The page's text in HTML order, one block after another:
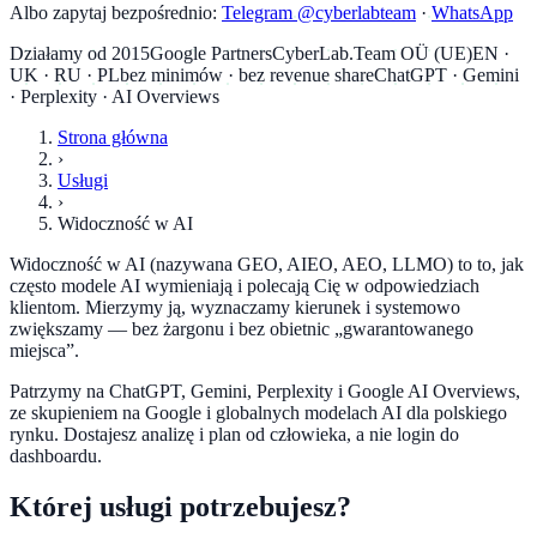
Albo zapytaj bezpośrednio: Telegram @cyberlabteam ·WhatsApp
Działamy od 2015Google PartnersCyberLab.Team OÜ (UE)EN ·
UK · RU · PLbez minimów · bez revenue shareChatGPT · Gemini
· Perplexity · AI Overviews
Strona główna
›
Usługi
›
Widoczność w AI
Widoczność w AI (nazywana GEO, AIEO, AEO, LLMO) to to, jak
często modele AI wymieniają i polecają Cię w odpowiedziach
klientom. Mierzymy ją, wyznaczamy kierunek i systemowo
zwiększamy — bez żargonu i bez obietnic „gwarantowanego
miejsca”.
Patrzymy na ChatGPT, Gemini, Perplexity i Google AI Overviews,
ze skupieniem na Google i globalnych modelach AI dla polskiego
rynku. Dostajesz analizę i plan od człowieka, a nie login do
dashboardu.
Której usługi potrzebujesz?